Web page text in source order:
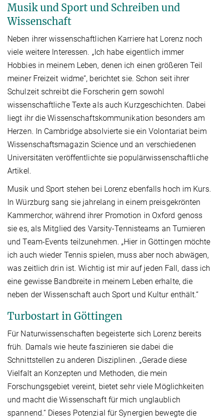
Musik und Sport und Schreiben und
Wissenschaft
Neben ihrer wissenschaftlichen Karriere hat Lorenz noch
viele weitere Interessen. „Ich habe eigentlich immer
Hobbies in meinem Leben, denen ich einen größeren Teil
meiner Freizeit widme“, berichtet sie. Schon seit ihrer
Schulzeit schreibt die Forscherin gern sowohl
wissenschaftliche Texte als auch Kurzgeschichten. Dabei
liegt ihr die Wissenschaftskommunikation besonders am
Herzen. In Cambridge absolvierte sie ein Volontariat beim
Wissenschaftsmagazin Science und an verschiedenen
Universitäten veröffentlichte sie populärwissenschaftliche
Artikel.
Musik und Sport stehen bei Lorenz ebenfalls hoch im Kurs.
In Würzburg sang sie jahrelang in einem preisgekrönten
Kammerchor, während ihrer Promotion in Oxford genoss
sie es, als Mitglied des Varsity-Tennisteams an Turnieren
und Team-Events teilzunehmen. „Hier in Göttingen möchte
ich auch wieder Tennis spielen, muss aber noch abwägen,
was zeitlich drin ist. Wichtig ist mir auf jeden Fall, dass ich
eine gewisse Bandbreite in meinem Leben erhalte, die
neben der Wissenschaft auch Sport und Kultur enthält.“
Turbostart in Göttingen
Für Naturwissenschaften begeisterte sich Lorenz bereits
früh. Damals wie heute faszinieren sie dabei die
Schnittstellen zu anderen Disziplinen. „Gerade diese
Vielfalt an Konzepten und Methoden, die mein
Forschungsgebiet vereint, bietet sehr viele Möglichkeiten
und macht die Wissenschaft für mich unglaublich
spannend.“ Dieses Potenzial für Synergien bewegte die